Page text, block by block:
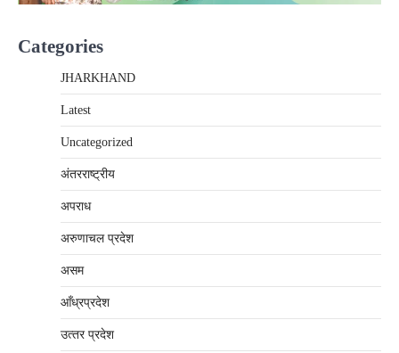
Categories
JHARKHAND
Latest
Uncategorized
अंतरराष्‍ट्रीय
अपराध
अरुणाचल प्रदेश
असम
आँध्रप्रदेश
उत्‍तर प्रदेश